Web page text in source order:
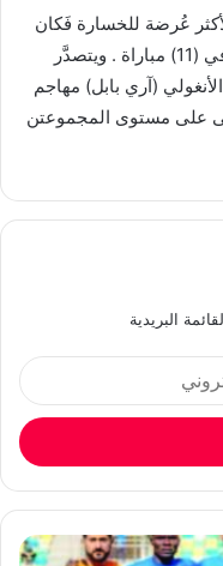
مباريات، أما الأكثر عُرضة للخسارة فَكان
فريق (الأنوار) الذي تجرَّع مرارة الهزيمة في (11) مباراة . ويتصدَّر
(آري بابل) مهاجم
وهو الأعلى على مستوى المجموعتن
البريدية